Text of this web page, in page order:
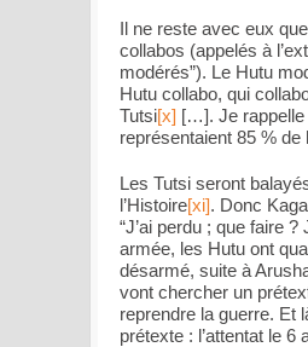
Il ne reste avec eux
collabos (appelés à
modérés”). Le Hutu
Hutu collabo, qui
Tutsi[x] […]. Je
représentaient 85 % de
Les Tutsi seront
l’Histoire[xi]. Donc
“J’ai perdu ; que faire ?
armée, les Hutu ont
désarmé, suite à
vont chercher un
reprendre la guerre. Et
prétexte : l’attentat le 6